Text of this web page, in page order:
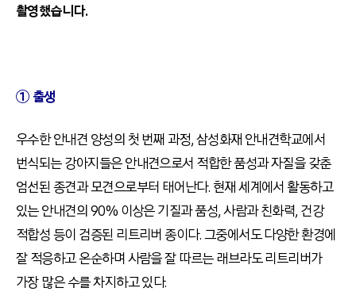
촬영했습니다.
① 출생
우수한 안내견 양성의 첫 번째 과정, 삼성화재 안내견학교에서
번식되는 강아지들은 안내견으로서 적합한 품성과 자질을 갖춘
엄선된 종견과 모견으로부터 태어난다. 현재 세계에서 활동하고
있는 안내견의 90% 이상은 기질과 품성, 사람과 친화력, 건강
적합성 등이 검증된 리트리버 종이다. 그중에서도 다양한 환경에
잘 적응하고 온순하며 사람을 잘 따르는 래브라도 리트리버가
가장 많은 수를 차지하고 있다.